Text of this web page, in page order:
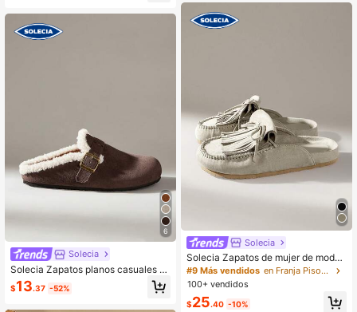
6
Solecia
Solecia Zapatos planos casuales y
cómodos para mujer, adecuados pa
ra caminar, viajar y vacaciones
$13.37 -52%
Solecia
Solecia Zapatos de mujer de moda
con plataforma, lazo con flecos, za
patillas cómodas para uso diario
#9 Más vendidos
en Franja Pisos De Mujer
100+ vendidos
$25.40 -10%